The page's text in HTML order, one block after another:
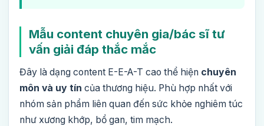
Mẫu content chuyên gia/bác sĩ tư
vấn giải đáp thắc mắc
Đây là dạng content E-E-A-T cao thể hiện chuyên
môn và uy tín của thương hiệu. Phù hợp nhất với
nhóm sản phẩm liên quan đến sức khỏe nghiêm túc
như xương khớp, bổ gan, tim mạch.